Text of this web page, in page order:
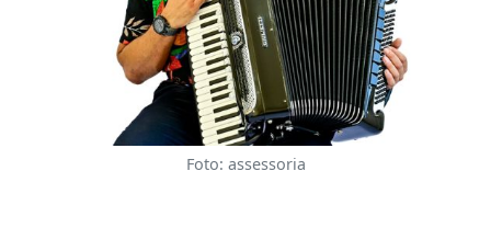
Foto: assessoria